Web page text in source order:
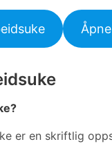
er en skriftlig